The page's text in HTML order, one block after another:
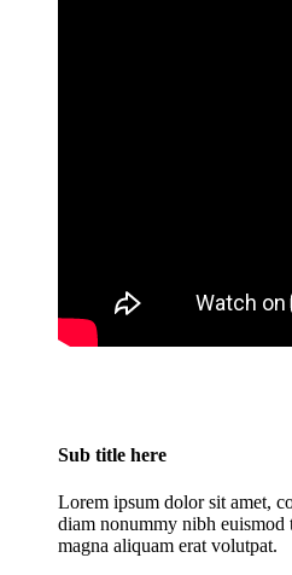
Sub title here
Lorem ipsum dolor sit amet,
diam nonummy nibh
magna aliquam erat volutpat.